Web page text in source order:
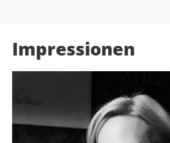
Impressionen